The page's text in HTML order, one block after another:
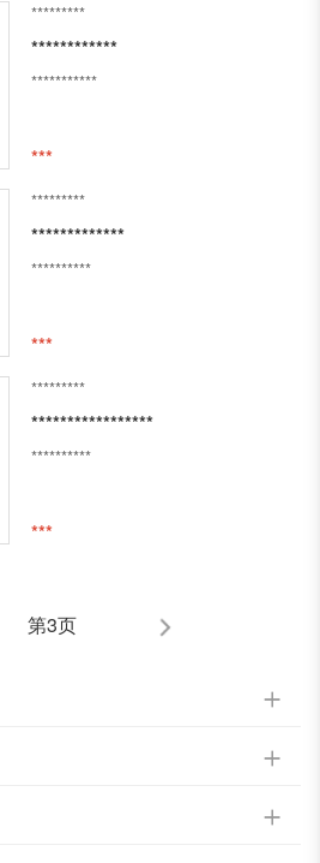
*********
************
***********
***
*********
*************
**********
***
*********
*****************
**********
***
第3页